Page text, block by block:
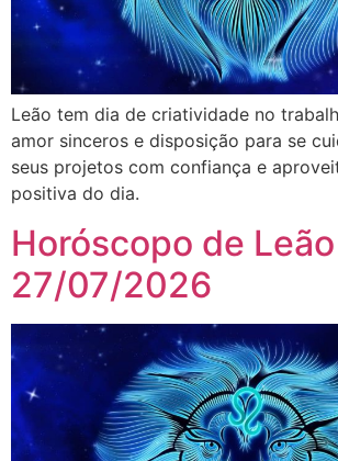
Leão tem dia de criatividade no
amor sinceros e disposição para se
seus projetos com confiança e
positiva do dia.
Horóscopo de
27/07/2026